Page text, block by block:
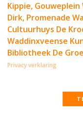
Kippie,
Dirk, Promenade
Cultuurhuys De
Waddinxveense
Bibliotheek De
Privacy verklaring